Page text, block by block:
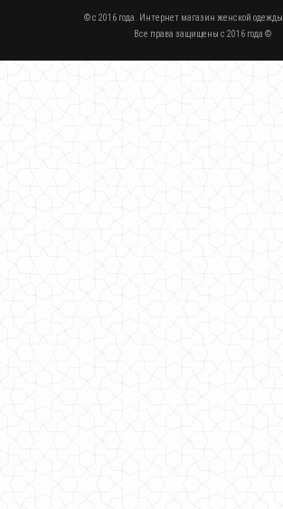
Кожаные утепленные лосины
640.00грн.
Демисезонные кожаные лосины
450.00грн.
© c 2016 года. Интернет магазин женской одежды
Все права защищены c 2016 года ©